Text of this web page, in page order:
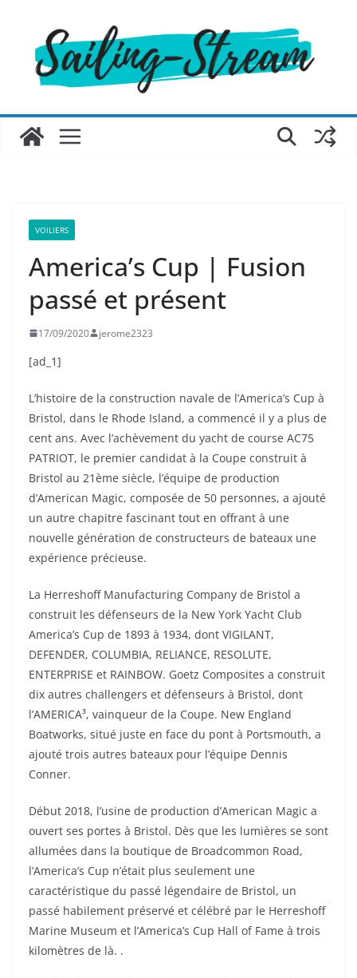
contenu
VOILIERS
America’s Cup | Fusion
passé et présent
17/09/2020 jerome2323
[ad_1]
L’histoire de la construction navale de l’America’s Cup à
Bristol, dans le Rhode Island, a commencé il y a plus de
cent ans. Avec l’achèvement du yacht de course AC75
PATRIOT, le premier candidat à la Coupe construit à
Bristol au 21ème siècle, l’équipe de production
d’American Magic, composée de 50 personnes, a ajouté
un autre chapitre fascinant tout en offrant à une
nouvelle génération de constructeurs de bateaux une
expérience précieuse.
La Herreshoff Manufacturing Company de Bristol a
construit les défenseurs de la New York Yacht Club
America’s Cup de 1893 à 1934, dont VIGILANT,
DEFENDER, COLUMBIA, RELIANCE, RESOLUTE,
ENTERPRISE et RAINBOW. Goetz Composites a construit
dix autres challengers et défenseurs à Bristol, dont
l’AMERICA³, vainqueur de la Coupe. New England
Boatworks, situé juste en face du pont à Portsmouth, a
ajouté trois autres bateaux pour l’équipe Dennis
Conner.
Début 2018, l’usine de production d’American Magic a
ouvert ses portes à Bristol. Dès que les lumières se sont
allumées dans la boutique de Broadcommon Road,
l’America’s Cup n’était plus seulement une
caractéristique du passé légendaire de Bristol, un
passé habilement préservé et célébré par le Herreshoff
Marine Museum et l’America’s Cup Hall of Fame à trois
kilomètres de là. .